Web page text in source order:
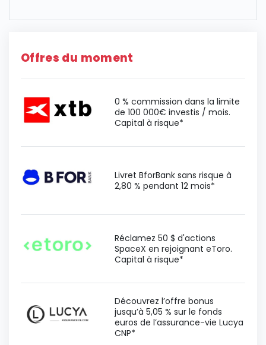
Offres du moment
0 % commission dans la limite
de 100 000€ investis / mois.
Capital à risque*
Livret BforBank sans risque à
2,80 % pendant 12 mois*
Réclamez 50 $ d'actions
SpaceX en rejoignant eToro.
Capital à risque*
Découvrez l’offre bonus
jusqu’à 5,05 % sur le fonds
euros de l’assurance-vie Lucya
CNP*